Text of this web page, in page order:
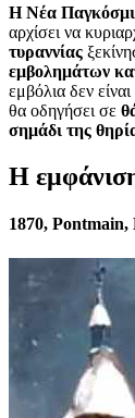
Η Νέα
αρχίσει να
τυραννίας
εμβολημάτων
εμβόλια δεν
θα οδηγήσει σε
σημάδι της
Η
1870, Pontmain,